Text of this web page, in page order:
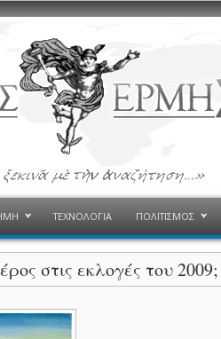
ΤΕΧΝΟΛΟΓΙΑ ΠΟΛΙΤΙΣΜΟΣ
στις εκλογές του 2009;